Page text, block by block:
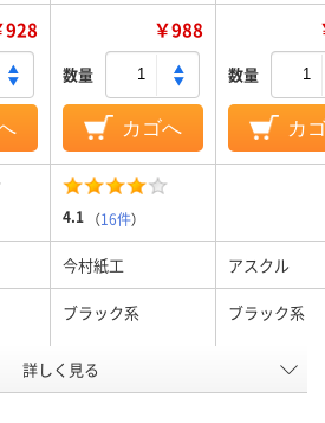
928 ￥988
数量
カゴへ
数量
カ
4.1 （16件）
今村紙工 アスクル
ブラック系 ブラック系
角底 角底（ボール
詳しく見る